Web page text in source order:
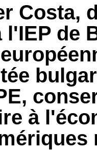
Costa,
l'IEP de
à